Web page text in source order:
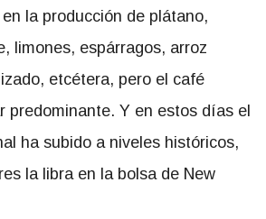
la producción de plátano,
limones, espárragos, arroz
etcétera, pero el café
predominante. Y en estos días el
ha subido a niveles históricos,
la libra en la bolsa de New